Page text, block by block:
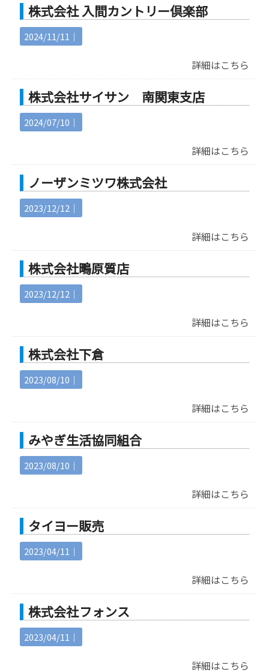
株式会社 入間カントリー倶楽部
2024/11/11｜
詳細はこちら
株式会社サイサン 南関東支店
2024/07/10｜
詳細はこちら
ノーザンミツワ株式会社
2023/12/12｜
詳細はこちら
株式会社鴫原質店
2023/12/12｜
詳細はこちら
株式会社下倉
2023/08/10｜
詳細はこちら
みやぎ生活協同組合
2023/08/10｜
詳細はこちら
タイヨー販売
2023/04/11｜
詳細はこちら
株式会社 フォンス
2023/04/11｜
詳細はこちら